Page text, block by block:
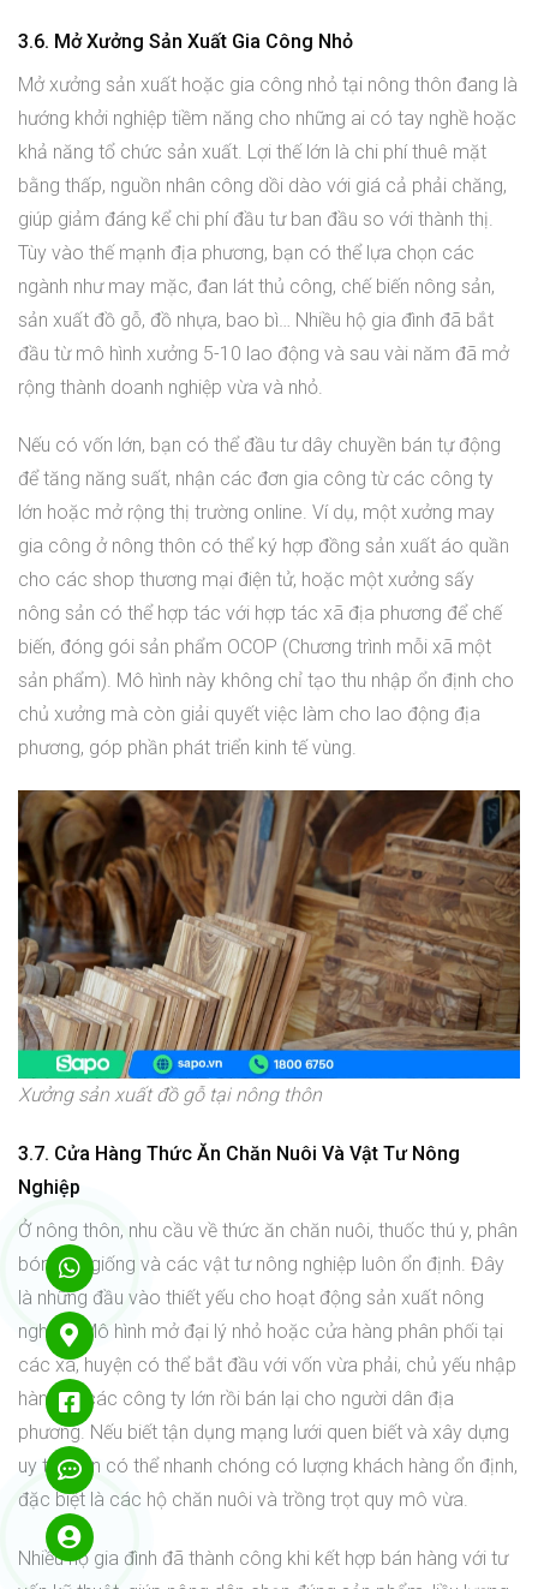
3.6. Mở Xưởng Sản Xuất Gia Công Nhỏ
Mở xưởng sản xuất hoặc gia công nhỏ tại nông thôn đang là
hướng khởi nghiệp tiềm năng cho những ai có tay nghề hoặc
khả năng tổ chức sản xuất. Lợi thế lớn là chi phí thuê mặt
bằng thấp, nguồn nhân công dồi dào với giá cả phải chăng,
giúp giảm đáng kể chi phí đầu tư ban đầu so với thành thị.
Tùy vào thế mạnh địa phương, bạn có thể lựa chọn các
ngành như may mặc, đan lát thủ công, chế biến nông sản,
sản xuất đồ gỗ, đồ nhựa, bao bì… Nhiều hộ gia đình đã bắt
đầu từ mô hình xưởng 5-10 lao động và sau vài năm đã mở
rộng thành doanh nghiệp vừa và nhỏ.
Nếu có vốn lớn, bạn có thể đầu tư dây chuyền bán tự động
để tăng năng suất, nhận các đơn gia công từ các công ty
lớn hoặc mở rộng thị trường online. Ví dụ, một xưởng may
gia công ở nông thôn có thể ký hợp đồng sản xuất áo quần
cho các shop thương mại điện tử, hoặc một xưởng sấy
nông sản có thể hợp tác với hợp tác xã địa phương để chế
biến, đóng gói sản phẩm OCOP (Chương trình mỗi xã một
sản phẩm). Mô hình này không chỉ tạo thu nhập ổn định cho
chủ xưởng mà còn giải quyết việc làm cho lao động địa
phương, góp phần phát triển kinh tế vùng.
Xưởng sản xuất đồ gỗ tại nông thôn
3.7. Cửa Hàng Thức Ăn Chăn Nuôi Và Vật Tư Nông
Nghiệp
Ở nông thôn, nhu cầu về thức ăn chăn nuôi, thuốc thú y, phân
bón, hạt giống và các vật tư nông nghiệp luôn ổn định. Đây
là những đầu vào thiết yếu cho hoạt động sản xuất nông
nghiệp. Mô hình mở đại lý nhỏ hoặc cửa hàng phân phối tại
các xã, huyện có thể bắt đầu với vốn vừa phải, chủ yếu nhập
hàng từ các công ty lớn rồi bán lại cho người dân địa
phương. Nếu biết tận dụng mạng lưới quen biết và xây dựng
uy tín, bạn có thể nhanh chóng có lượng khách hàng ổn định,
đặc biệt là các hộ chăn nuôi và trồng trọt quy mô vừa.
Nhiều hộ gia đình đã thành công khi kết hợp bán hàng với tư